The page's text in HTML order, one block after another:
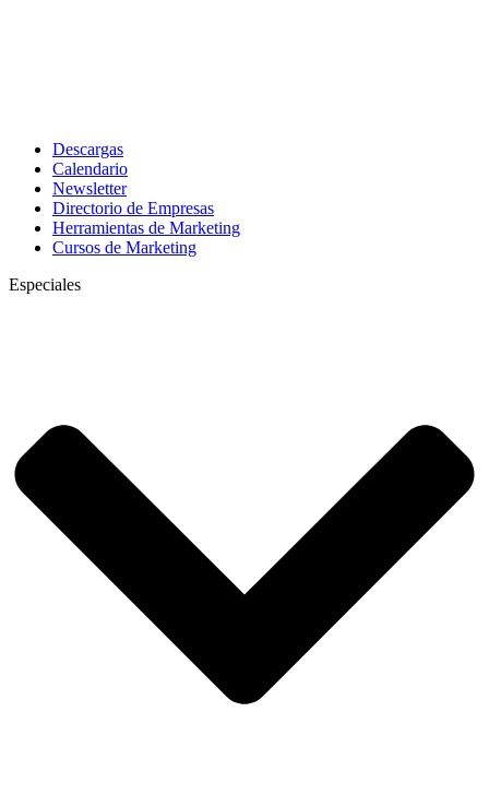
Descargas
Calendario
Newsletter
Directorio de Empresas
Herramientas de Marketing
Cursos de Marketing
Especiales